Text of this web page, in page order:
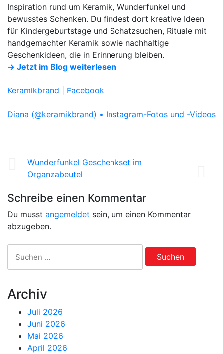
Inspiration rund um Keramik, Wunderfunkel und
bewusstes Schenken. Du findest dort kreative Ideen
für Kindergeburtstage und Schatzsuchen, Rituale mit
handgemachter Keramik sowie nachhaltige
Geschenkideen, die in Erinnerung bleiben.
→ Jetzt im Blog weiterlesen
Keramikbrand | Facebook
Diana (@keramikbrand) • Instagram-Fotos und -Videos
Wunderfunkel Geschenkset im
Organzabeutel
Schreibe einen Kommentar
Du musst angemeldet sein, um einen Kommentar
abzugeben.
nach:
Archiv
Juli 2026
Juni 2026
Mai 2026
April 2026